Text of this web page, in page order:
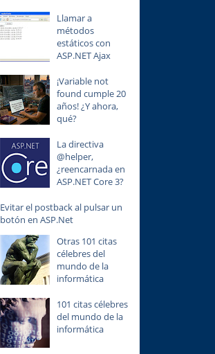
Llamar a
métodos
estáticos con
ASP.NET Ajax
¡Variable not
found cumple 20
años! ¿Y ahora,
qué?
La directiva
@helper,
¿reencarnada en
ASP.NET Core 3?
Evitar el postback al pulsar un
botón en ASP.Net
Otras 101 citas
célebres del
mundo de la
informática
101 citas célebres
del mundo de la
informática